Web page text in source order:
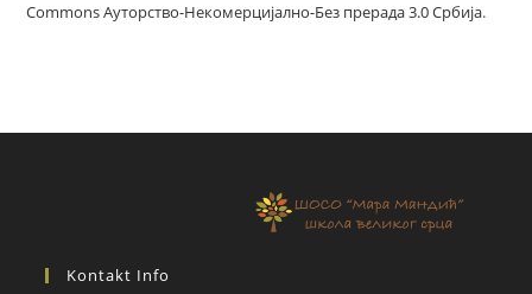
Commons Ауторство-Некомерцијално-Без прерада 3.0 Србија.
Kontakt Info